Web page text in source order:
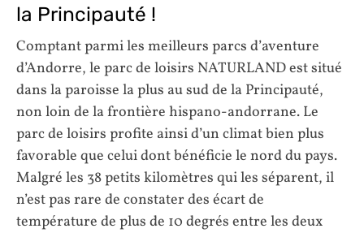
la Principauté !
Comptant parmi les meilleurs parcs d’aventure
d’Andorre, le parc de loisirs NATURLAND est situé
dans la paroisse la plus au sud de la Principauté,
non loin de la frontière hispano-andorrane. Le
parc de loisirs profite ainsi d’un climat bien plus
favorable que celui dont bénéficie le nord du pays.
Malgré les 38 petits kilomètres qui les séparent, il
n’est pas rare de constater des écart de
température de plus de 10 degrés entre les deux